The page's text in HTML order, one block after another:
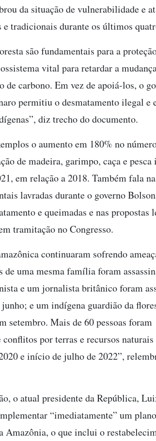
da situação de vulnerabilidade e
tradicionais durante os últimos
são fundamentais para a
vital para retardar a
de carbono. Em vez de apoiá-los, o
permitiu o desmatamento ilegal e
diz trecho do documento.
o aumento em 180% no
de madeira, garimpo, caça e
em relação a 2018. Também fala
lavradas durante o governo
e queimadas e nas propostas
tramitação no Congresso.
continuaram sofrendo
de uma mesma família foram
e um jornalista britânico foram
e um indígena guardião da
setembro. Mais de 60 pessoas foram
conflitos por terras e recursos naturais
e início de julho de 2022”,
o atual presidente da República,
“imediatamente” um
Amazônia, o que inclui o